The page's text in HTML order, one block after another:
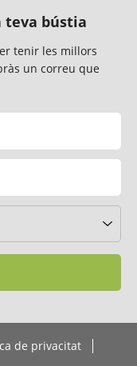
teva bústia
tenir les millors
un correu que
de privacitat